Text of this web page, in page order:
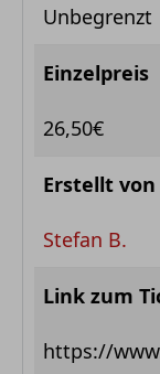
Unbegrenzt
Einzelpreis
26,50€
Erstellt von
Stefan B.
Link zum
https://